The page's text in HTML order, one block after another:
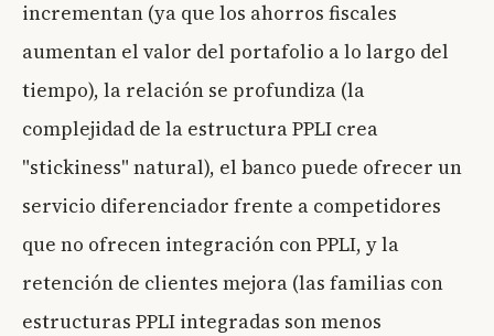
incrementan (ya que los ahorros fiscales
aumentan el valor del portafolio a lo largo del
tiempo), la relación se profundiza (la
complejidad de la estructura PPLI crea
"stickiness" natural), el banco puede ofrecer un
servicio diferenciador frente a competidores
que no ofrecen integración con PPLI, y la
retención de clientes mejora (las familias con
estructuras PPLI integradas son menos